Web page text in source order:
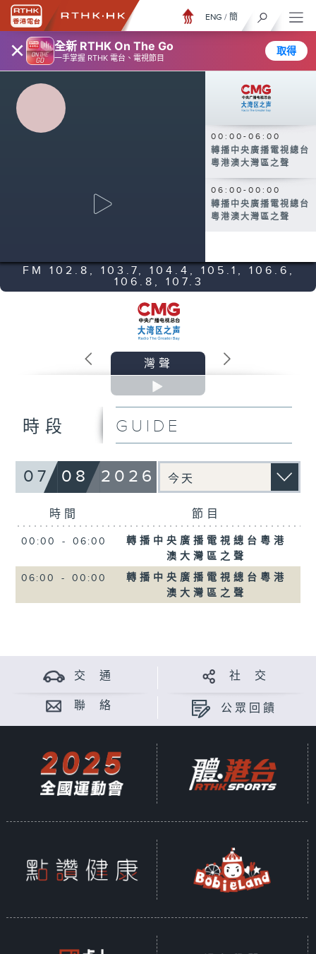
× 全新 RTHK On The Go
一手掌握 RTHK 電台、電視節目
取得
ENG / 簡
00:00-06:00
轉播中央廣播電視總台
粵港澳大灣區之聲
06:00-00:00
轉播中央廣播電視總台
粵港澳大灣區之聲
FM 102.8, 103.7, 104.4, 105.1, 106.6,
106.8, 107.3
灣聲
時段 GUIDE
07 08 2026
時間 節目
00:00 - 06:00
轉播中央廣播電視總台粵港
澳大灣區之聲
06:00 - 00:00
轉播中央廣播電視總台粵港
澳大灣區之聲
交 通 社 交
聯 絡 公眾回饋